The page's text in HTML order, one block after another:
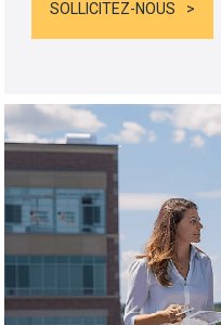
SOLLICITEZ-NOUS